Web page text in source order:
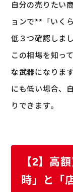
自分の売りたい
ョンで**「いく
低３つ確認しまし
この相場を知っ
な武器になりま
にも低い場合、
りできます。
【2】高
時」と「